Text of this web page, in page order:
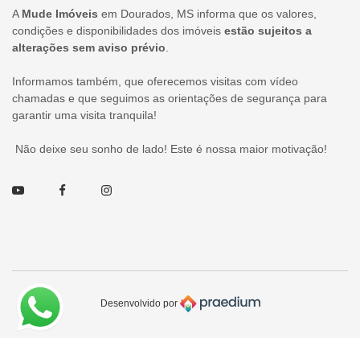
A Mude Imóveis em Dourados, MS informa que os valores,
condições e disponibilidades dos imóveis estão sujeitos a
alterações sem aviso prévio
Informamos também, que oferecemos visitas com vídeo
chamadas e que seguimos as orientações de segurança para
garantir uma visita tranquila!
Não deixe seu sonho de lado! Este é nossa maior motivação!
Youtube FacebookInstagram
Desenvolvido por